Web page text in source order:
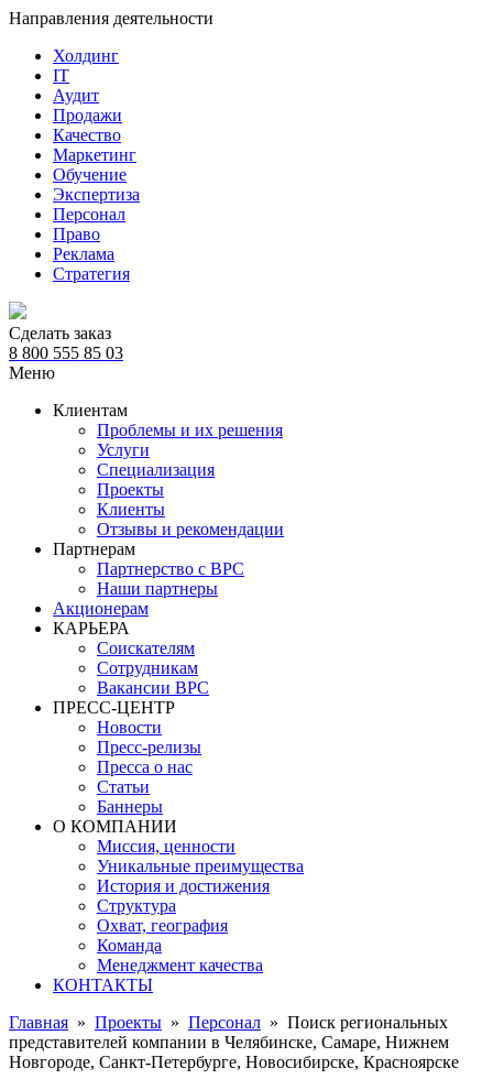
Направления деятельности
Холдинг
IT
Аудит
Продажи
Качество
Маркетинг
Обучение
Экспертиза
Персонал
Право
Реклама
Стратегия
Сделать заказ
8 800 555 85 03
Меню
Клиентам
Проблемы и их решения
Услуги
Специализация
Проекты
Клиенты
Отзывы и рекомендации
Партнерам
Партнерство с BPC
Наши партнеры
Акционерам
КАРЬЕРА
Соискателям
Сотрудникам
Вакансии BPC
ПРЕСС-ЦЕНТР
Новости
Пресс-релизы
Пресса о нас
Статьи
Баннеры
О КОМПАНИИ
Миссия, ценности
Уникальные преимущества
История и достижения
Структура
Охват, география
Команда
Менеджмент качества
КОНТАКТЫ
Главная » Проекты » Персонал » Поиск региональных
представителей компании в Челябинске, Самаре, Нижнем
Новгороде, Санкт-Петербурге, Новосибирске, Красноярске